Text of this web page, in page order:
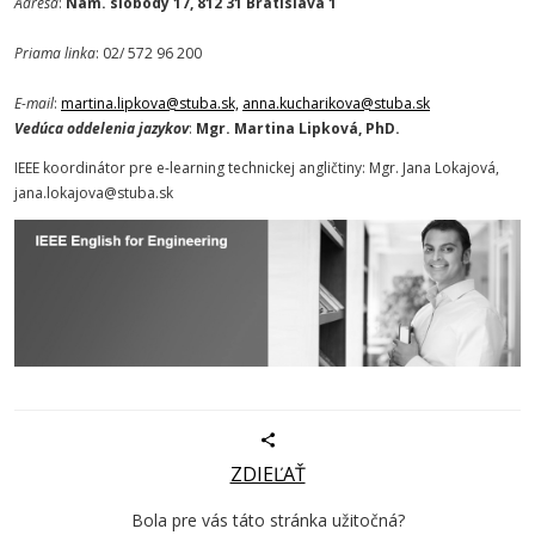
Priama linka: 02/ 572 96 200
E-mail: martina.lipkova@stuba.sk, anna.kucharikova@stuba.sk
Vedúca oddelenia jazykov: Mgr. Martina Lipková, PhD.
IEEE koordinátor pre e-learning technickej angličtiny: Mgr. Jana Lokajová,
jana.lokajova@stuba.sk
ZDIEĽAŤ
Bola pre vás táto stránka užitočná?